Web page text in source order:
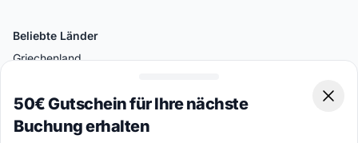
Beliebte Länder
Griechenland
Italien
Türkei
50€ Gutschein für Ihre nächste
Buchung erhalten